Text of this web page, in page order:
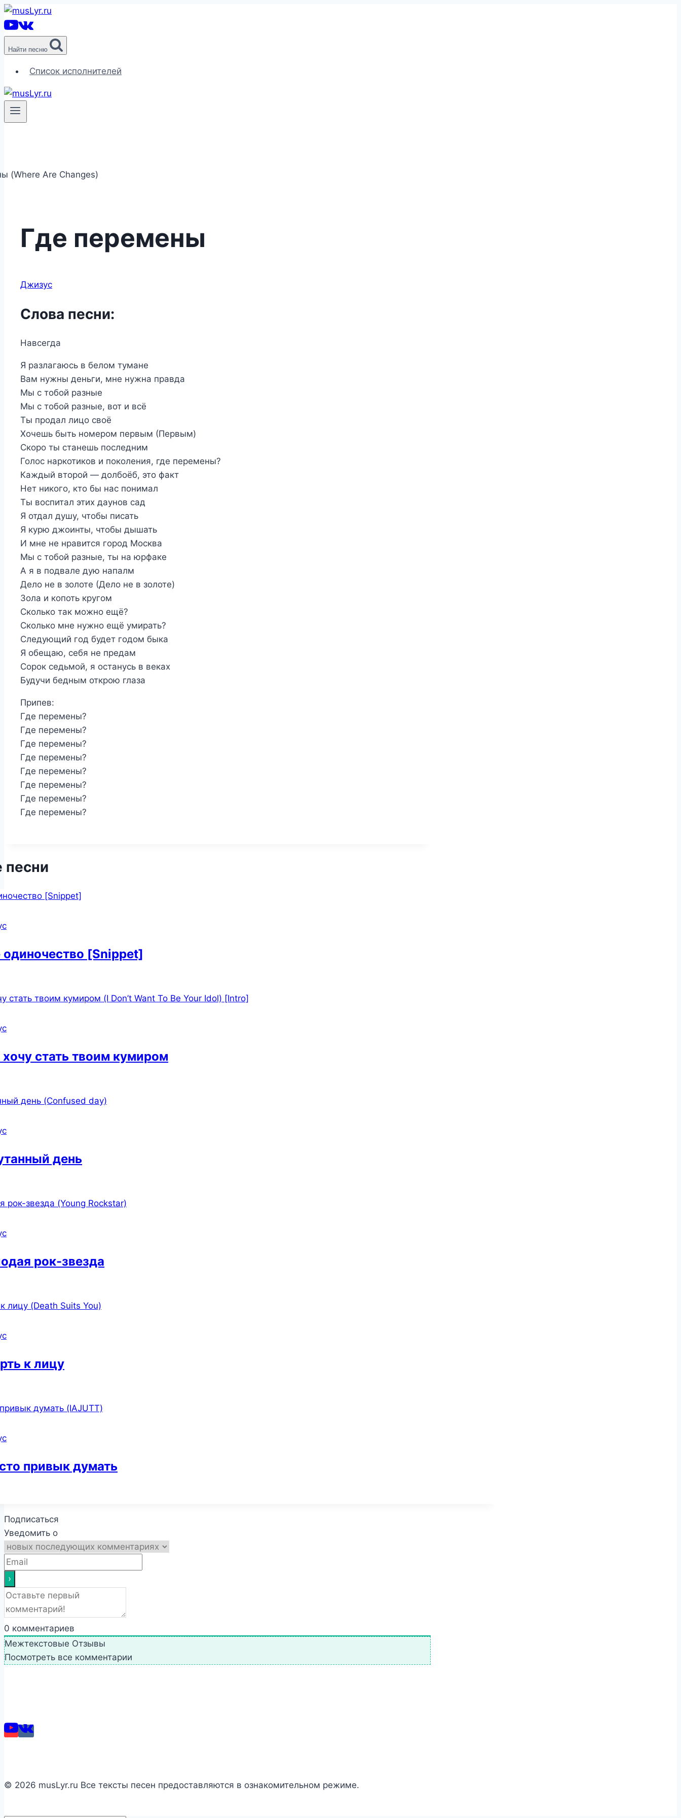
Перейти
к
содержимому
Найти песню
Список исполнителей
Где перемены
Джизус
Слова песни:
Навсегда
Я разлагаюсь в белом тумане
Вам нужны деньги, мне нужна правда
Мы с тобой разные
Мы с тобой разные, вот и всё
Ты продал лицо своё
Хочешь быть номером первым (Первым)
Скоро ты станешь последним
Голос наркотиков и поколения, где перемены?
Каждый второй — долбоёб, это факт
Нет никого, кто бы нас понимал
Ты воспитал этих даунов сад
Я отдал душу, чтобы писать
Я курю джоинты, чтобы дышать
И мне не нравится город Москва
Мы с тобой разные, ты на юрфаке
А я в подвале дую напалм
Дело не в золоте (Дело не в золоте)
Зола и копоть кругом
Сколько так можно ещё?
Сколько мне нужно ещё умирать?
Следующий год будет годом быка
Я обещаю, себя не предам
Сорок седьмой, я останусь в веках
Будучи бедным открою глаза
Припев:
Где перемены?
Где перемены?
Где перемены?
Где перемены?
Где перемены?
Где перемены?
Где перемены?
Где перемены?
песни
[Snippet]
хочу стать твоим кумиром
день
рок-звезда
к лицу
привык думать
Подписаться
Уведомить о
0 комментариев
Межтекстовые Отзывы
Посмотреть все комментарии
© 2026 musLyr.ru Все тексты песен предоставляются в ознакомительном режиме.